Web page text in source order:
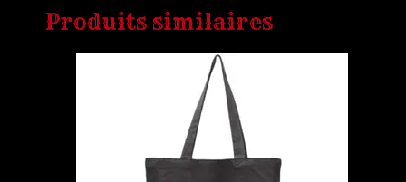
Produits similaires